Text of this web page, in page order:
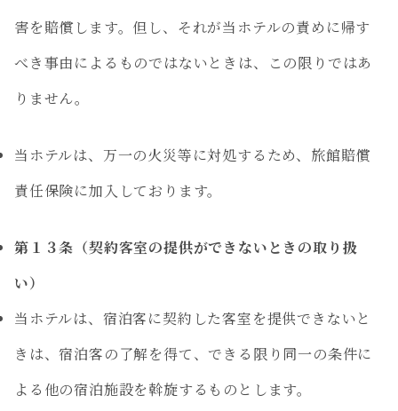
害を賠償します。但し、それが当ホテルの責めに帰す
べき事由によるものではないときは、この限りではあ
りません。
当ホテルは、万一の火災等に対処するため、旅館賠償
責任保険に加入しております。
第１３条（契約客室の提供ができないときの取り扱
い）
当ホテルは、宿泊客に契約した客室を提供できないと
きは、宿泊客の了解を得て、できる限り同一の条件に
よる他の宿泊施設を斡旋するものとします。